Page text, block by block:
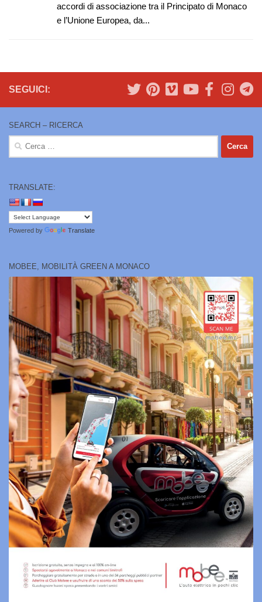
accordi di associazione tra il Principato di Monaco
e l’Unione Europea, da...
SEGUICI:
SEARCH – RICERCA
Ricerca
TRANSLATE:
Powered by Translate
MOBEE, MOBILITÀ GREEN A MONACO